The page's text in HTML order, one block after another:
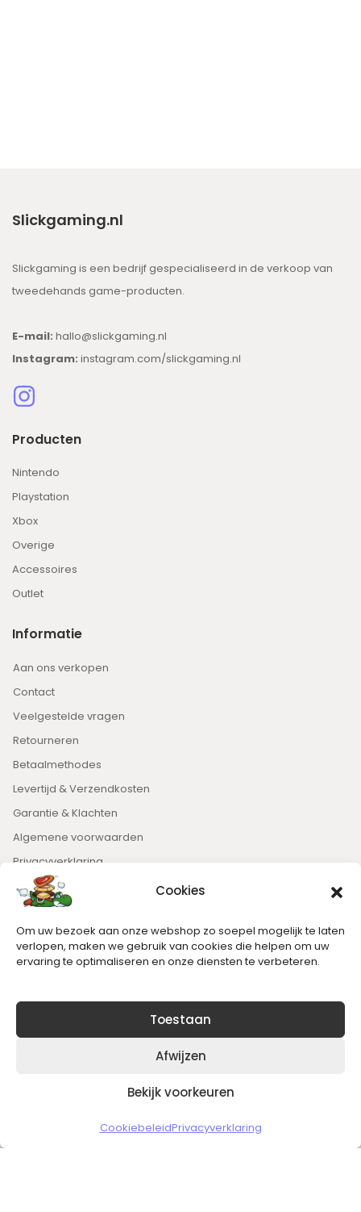
Cookies
Om uw bezoek aan onze webshop zo soepel mogelijk te laten
verlopen, maken we gebruik van cookies die helpen om uw
ervaring te optimaliseren en onze diensten te verbeteren.
Toestaan
Afwijzen
Bekijk voorkeuren
CookiebeleidPrivacyverklaring
Slickgaming.nl
Slickgaming is een bedrijf gespecialiseerd in de verkoop van
tweedehands game-producten.
E-mail: hallo@slickgaming.nl
Instagram: instagram.com/slickgaming.nl
Producten
Nintendo
Playstation
Xbox
Overige
Accessoires
Outlet
Informatie
Aan ons verkopen
Contact
Veelgestelde vragen
Retourneren
Betaalmethodes
Levertijd & Verzendkosten
Garantie & Klachten
Algemene voorwaarden
Privacyverklaring
Nieuwsbrief
Blijft op de hoogte van het laatste nieuws.